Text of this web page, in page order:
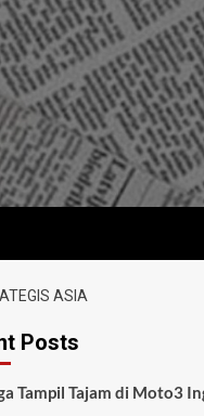
ASIA
Posts
Tampil Tajam di Moto3